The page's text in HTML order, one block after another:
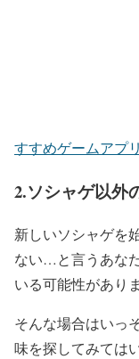
すすめゲームアプ
2.ソシャゲ以外
新しいソシャゲを
ない…と言うあな
いる可能性がありま
そんな場合はいっ
味を探してみては